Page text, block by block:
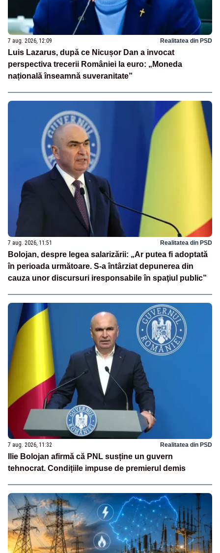
7 aug. 2026, 12:09 Realitatea din PSD
Luis Lazarus, după ce Nicușor Dan a invocat
perspectiva trecerii României la euro: „Moneda
națională înseamnă suveranitate”
7 aug. 2026, 11:51 Realitatea din PSD
Bolojan, despre legea salarizării: „Ar putea fi adoptată
în perioada următoare. S-a întârziat depunerea din
cauza unor discursuri iresponsabile în spaţiul public”
7 aug. 2026, 11:32 Realitatea din PSD
Ilie Bolojan afirmă că PNL susține un guvern
tehnocrat. Condițiile impuse de premierul demis